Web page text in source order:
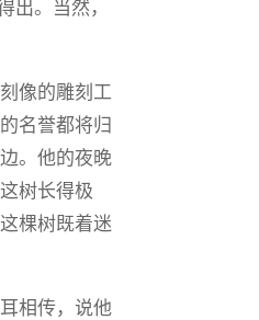
出。当然，
像的雕刻工
名誉都将归
。他的夜晚
树长得极
棵树既着迷
相传，说他